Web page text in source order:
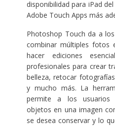
disponibilidad para iPad
Adobe Touch Apps más
Photoshop Touch da a
combinar múltiples fotos
hacer ediciones
profesionales para crear
belleza, retocar
y mucho más. La
permite a los usuarios
objetos en una imagen
se desea conservar y lo